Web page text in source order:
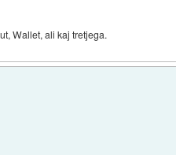
Wallet, ali kaj tretjega.